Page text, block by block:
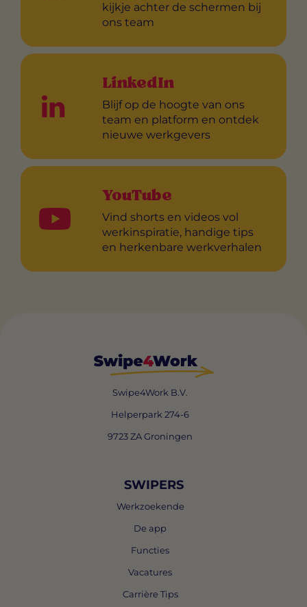
kijkje achter de schermen bij
ons team
LinkedIn
Blijf op de hoogte van ons
team en platform en ontdek
nieuwe werkgevers
YouTube
Vind shorts en videos vol
werkinspiratie, handige tips
en herkenbare werkverhalen
Swipe4Work B.V.
Helperpark 274-6
9723 ZA Groningen
SWIPERS
Werkzoekende
De app
Functies
Vacatures
Carrière Tips